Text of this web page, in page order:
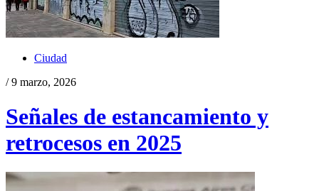
Ciudad
/ 9 marzo, 2026
Señales de estancamiento y
retrocesos en 2025